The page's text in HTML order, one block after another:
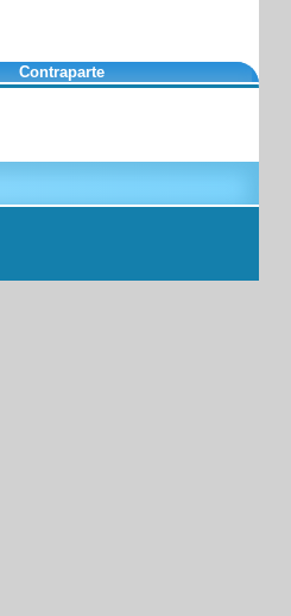
Contraparte